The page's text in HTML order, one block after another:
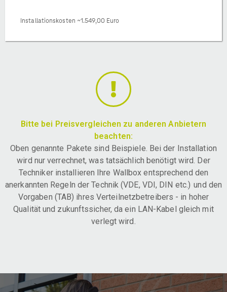
Installationskosten ~1.549,00 Euro
Bitte bei Preisvergleichen zu anderen Anbietern
beachten:
Oben genannte Pakete sind Beispiele. Bei der Installation
wird nur verrechnet, was tatsächlich benötigt wird. Der
Techniker installieren Ihre Wallbox entsprechend den
anerkannten Regeln der Technik (VDE, VDI, DIN etc.) und den
Vorgaben (TAB) ihres Verteilnetzbetreibers - in hoher
Qualität und zukunftssicher, da ein LAN-Kabel gleich mit
verlegt wird.